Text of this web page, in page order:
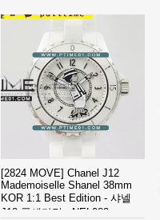
[2824 MOVE] Chanel J12
Mademoiselle Shanel 38mm
KOR 1:1 Best Edition - 샤넬
J12 풀세라믹 - NEL082